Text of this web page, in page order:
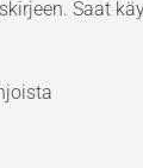
Saat